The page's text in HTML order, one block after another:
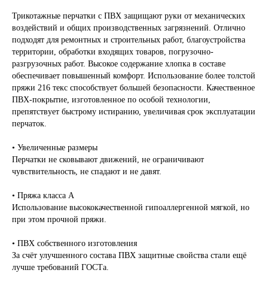
Трикотажные перчатки с ПВХ защищают руки от механических
воздействий и общих производственных загрязнений. Отлично
подходят для ремонтных и строительных работ, благоустройства
территории, обработки входящих товаров, погрузочно-
разгрузочных работ. Высокое содержание хлопка в составе
обеспечивает повышенный комфорт. Использование более толстой
пряжи 216 текс способствует большей безопасности. Качественное
ПВХ-покрытие, изготовленное по особой технологии,
препятствует быстрому истиранию, увеличивая срок эксплуатации
перчаток.
• Увеличенные размеры
Перчатки не сковывают движений, не ограничивают
чувствительность, не спадают и не давят.
• Пряжа класса А
Использование высококачественной гипоаллергенной мягкой, но
при этом прочной пряжи.
• ПВХ собственного изготовления
За счёт улучшенного состава ПВХ защитные свойства стали ещё
лучше требований ГОСТа.